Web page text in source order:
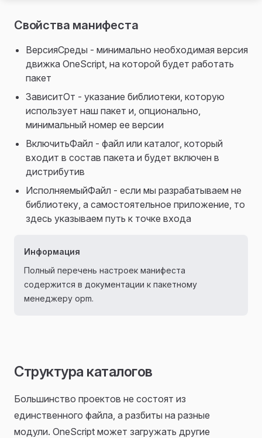
Свойства манифеста
ВерсияСреды - минимально необходимая версия
движка OneScript, на которой будет работать
пакет
ЗависитОт - указание библиотеки, которую
использует наш пакет и, опционально,
минимальный номер ее версии
ВключитьФайл - файл или каталог, который
входит в состав пакета и будет включен в
дистрибутив
ИсполняемыйФайл - если мы разрабатываем не
библиотеку, а самостоятельное приложение, то
здесь указываем путь к точке входа
Информация
Полный перечень настроек манифеста
содержится в документации к пакетному
менеджеру opm.
Структура каталогов
Большинство проектов не состоят из
единственного файла, а разбиты на разные
модули. OneScript может загружать другие